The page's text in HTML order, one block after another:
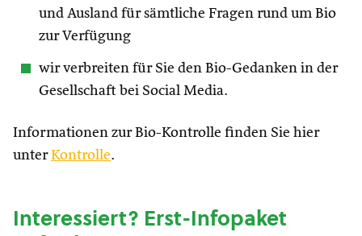
und Ausland für sämtliche Fragen rund um Bio
zur Verfügung
wir verbreiten für Sie den Bio-Gedanken in der
Gesellschaft bei Social Media.
Informationen zur Bio-Kontrolle finden Sie hier
unterKontrolle.
Interessiert? Erst-Infopaket